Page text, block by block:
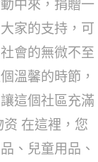
中來，捐贈一
家的支持，可
會的無微不至
溫馨的時節，
這個社區充滿
在這裡，您
、兒童用品、